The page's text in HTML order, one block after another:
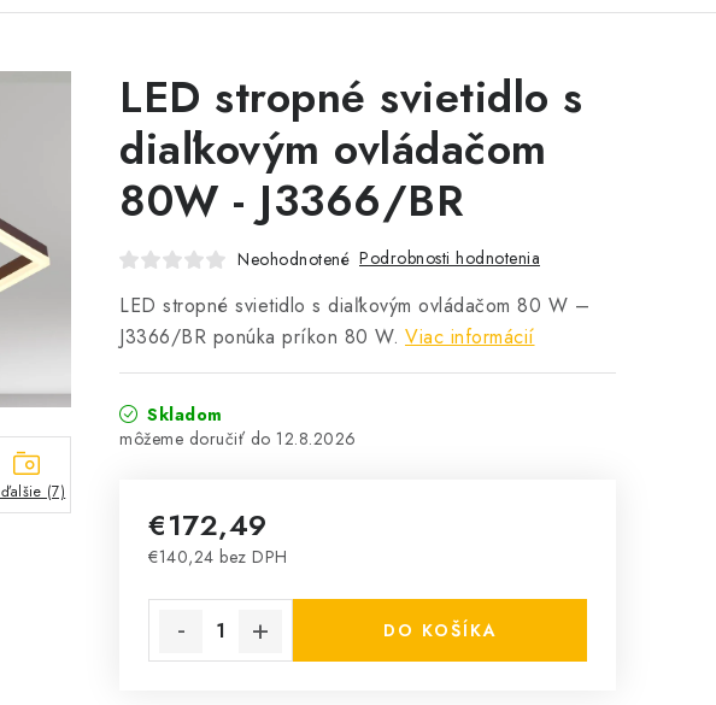
LED stropné svietidlo s
diaľkovým ovládačom
80W - J3366/BR
Neohodnotené Podrobnosti hodnotenia
LED stropné svietidlo s diaľkovým ovládačom 80 W –
J3366/BR ponúka príkon 80 W. Viac informácií
Skladom
12.8.2026
€172,49
€140,24 bez DPH
DO KOŠÍKA
(7)